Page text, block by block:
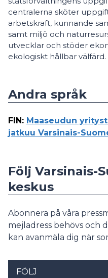
centralerna sköter
arbetskraft, kunnande
samt miljö och
utvecklar och stöder
ekologiskt hållbar välfärd.
Andra språk
FIN: Maaseudun
jatkuu Varsinais-
Följ Varsinais-
keskus
Abonnera på våra
mejladress behövs och
kan avanmäla dig när
FÖLJ